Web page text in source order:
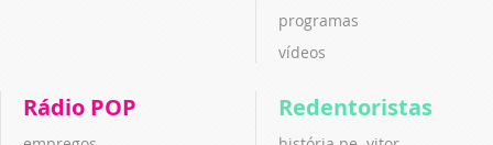
programas
vídeos
Rádio POP Redentoristas